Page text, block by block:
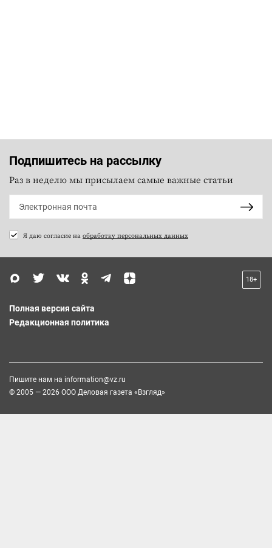
Подпишитесь на рассылку
Раз в неделю мы присылаем самые важные статьи
Я даю согласие на обработку персональных данных
18+
Полная версия сайта
Редакционная политика
Пишите нам на information@vz.ru
© 2005 — 2026 ООО Деловая газета «Взгляд»